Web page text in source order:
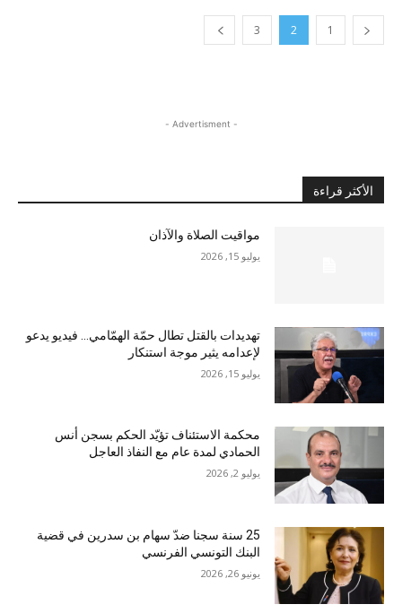
1
2
3
- Advertisment -
الأكثر قراءة
مواقيت الصلاة والآذان
يوليو 15, 2026
تهديدات بالقتل تطال حمّة الهمّامي… فيديو يدعو
لإعدامه يثير موجة استنكار
يوليو 15, 2026
محكمة الاستئناف تؤيّد الحكم بسجن أنس
الحمادي لمدة عام مع النفاذ العاجل
يوليو 2, 2026
25 سنة سجنا ضدّ سهام بن سدرين في قضية
البنك التونسي الفرنسي
يونيو 26, 2026